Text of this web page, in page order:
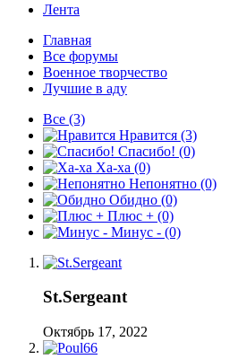
Лента
Главная
Все форумы
Военное творчество
Лучшие в аду
Все (3)
Нравится (3)
Спасибо! (0)
Ха-ха (0)
Непонятно (0)
Обидно (0)
Плюс + (0)
Минус - (0)
St.Sergeant
Октябрь 17, 2022